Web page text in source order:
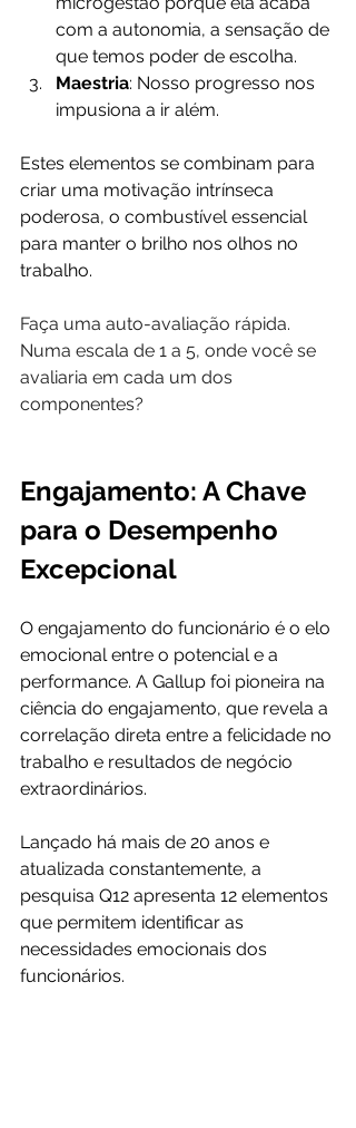
com a autonomia, a sensação de
que temos poder de escolha.
Maestria: Nosso progresso nos
impusiona a ir além.
Estes elementos se combinam para
criar uma motivação intrínseca
poderosa, o combustível essencial
para manter o brilho nos olhos no
trabalho.
Faça uma auto-avaliação rápida.
Numa escala de 1 a 5, onde você se
avaliaria em cada um dos
componentes?
Engajamento: A Chave
para o Desempenho
Excepcional
O engajamento do funcionário é o elo
emocional entre o potencial e a
performance. A Gallup foi pioneira na
ciência do engajamento, que revela a
correlação direta entre a felicidade no
trabalho e resultados de negócio
extraordinários.
Lançado há mais de 20 anos e
atualizada constantemente, a
pesquisa Q12 apresenta 12 elementos
que permitem identificar as
necessidades emocionais dos
funcionários.